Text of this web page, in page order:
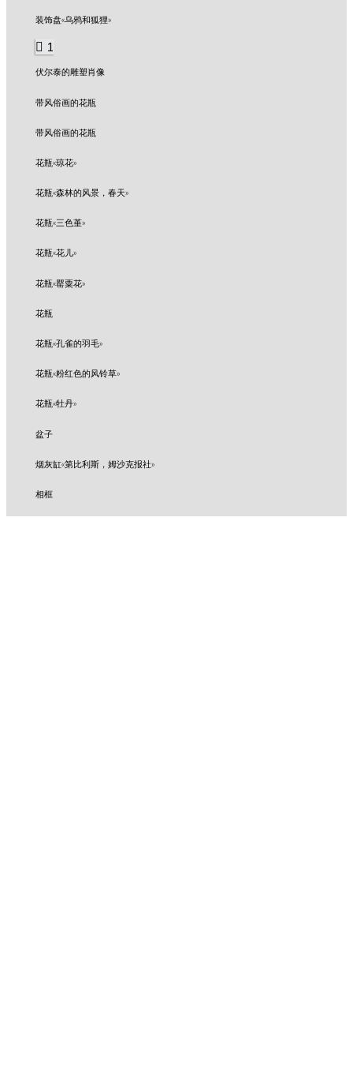
装饰盘«乌鸦和狐狸»
1
伏尔泰的雕塑肖像
带风俗画的花瓶
带风俗画的花瓶
花瓶«琼花»
花瓶«森林的风景，春天»
花瓶«三色堇»
花瓶«花儿»
花瓶«罂粟花»
花瓶
花瓶«孔雀的羽毛»
花瓶«粉红色的风铃草»
花瓶«牡丹»
盆子
烟灰缸«第比利斯，姆沙克报社»
相框